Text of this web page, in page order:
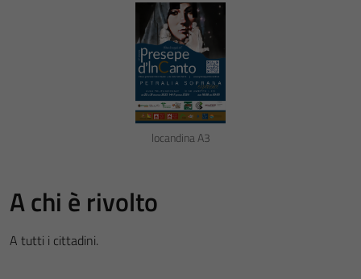
locandina A3
A chi è rivolto
A tutti i cittadini.